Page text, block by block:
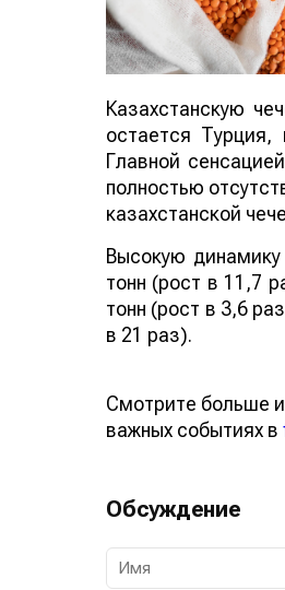
Казахстанскую
остается
Главной
полностью
казахстанской
Высокую
тонн (рост в 11,7
тонн (рост в 3,6
в 21 раз).
Смотрите больше
важных событиях в
Обсуждение